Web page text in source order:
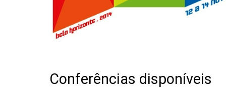
Conferências disponíveis